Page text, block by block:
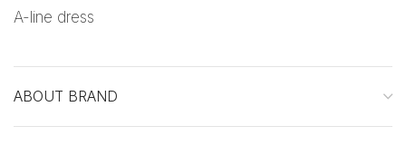
A-line dress
ABOUT BRAND